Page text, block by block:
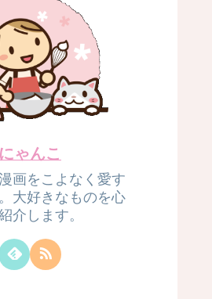
にゃんこ
画をこよなく愛す
大好きなものを心
介します。